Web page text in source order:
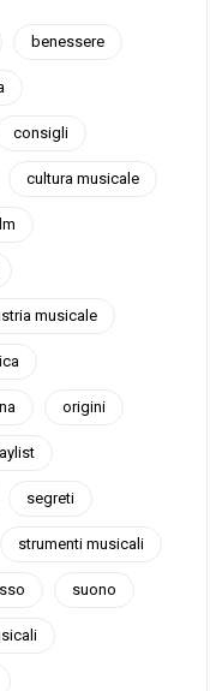
benessere
consigli
cultura musicale
musicale
origini
segreti
strumenti musicali
suono